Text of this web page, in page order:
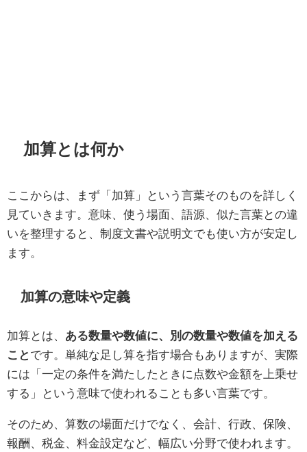
加算とは何か
ここからは、まず「加算」という言葉そのものを詳しく
見ていきます。意味、使う場面、語源、似た言葉との違
いを整理すると、制度文書や説明文でも使い方が安定し
ます。
加算の意味や定義
加算とは、 ある数量や数値に、別の数量や数値を加える
こと です。単純な足し算を指す場合もありますが、実際
には「一定の条件を満たしたときに点数や金額を上乗せ
する」という意味で使われることも多い言葉です。
そのため、算数の場面だけでなく、会計、行政、保険、
報酬、税金、料金設定など、幅広い分野で使われます。